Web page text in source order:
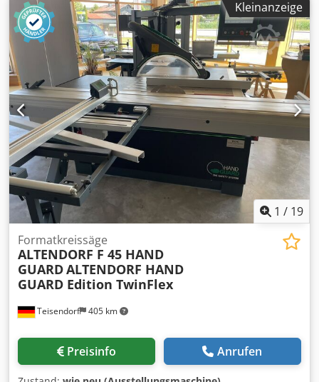
3.000/6.000/4.500/9.000 U/min., Fräsdorn D = 30 mm mit
Morsekegel MK 5, Gewicht ca. 700 kg, ab Standort Seevetal,
Verkauf im "Ist-Zustand" wie besichtigt, ohne Transport,
Zwischenverkauf vorbehalten
Kleinanzeige
1 / 19
Teisendorf 405 km
Formatkreissäge
ALTENDORF F 45 HAND
GUARDALTENDORF HAND
GUARD Edition TwinFlex
Preisinfo Anrufen